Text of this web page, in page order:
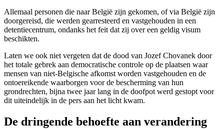
Allemaal personen die naar België zijn gekomen, of via België zijn
doorgereisd, die werden gearresteerd en vastgehouden in een
detentiecentrum, ondanks het feit dat zij over een geldig visum
beschikten.
Laten we ook niet vergeten dat de dood van Jozef Chovanek door
het totale gebrek aan democratische controle op de plaatsen waar
mensen van niet-Belgische afkomst worden vastgehouden en de
ontoereikende waarborgen voor de bescherming van hun
grondrechten, bijna twee jaar lang in de doofpot werd gestopt voor
dit uiteindelijk in de pers aan het licht kwam.
De dringende behoefte aan verandering